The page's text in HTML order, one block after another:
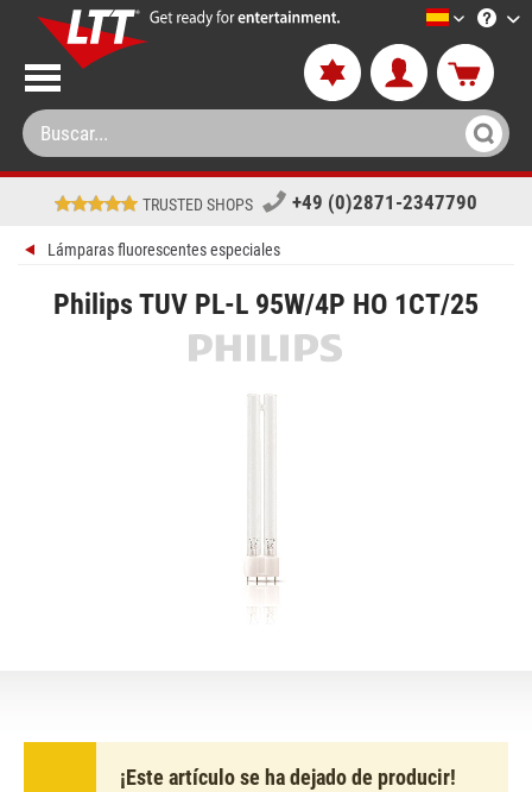
LTT-
TRUSTED SHOPS +49 (0)2871-2347790
Lámparas fluorescentes especiales
Philips TUV PL-L 95W/4P HO 1CT/25
¡Este artículo se ha dejado de producir!